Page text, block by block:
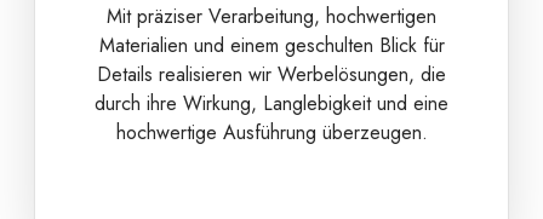
Mit präziser Verarbeitung, hochwertigen
Materialien und einem geschulten Blick für
Details realisieren wir Werbelösungen, die
durch ihre Wirkung, Langlebigkeit und eine
hochwertige Ausführung überzeugen.